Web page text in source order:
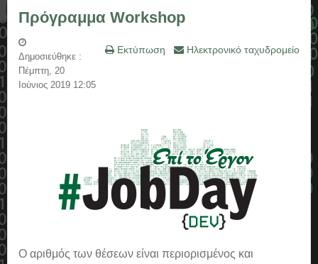
Πρόγραμμα Workshop
Εκτύπωση Ηλεκτρονικό ταχυδρομείο
Δημοσιεύθηκε :
Πέμπτη, 20
Ιούνιος 2019 12:05
Ο αριθμός των θέσεων είναι περιορισμένος και